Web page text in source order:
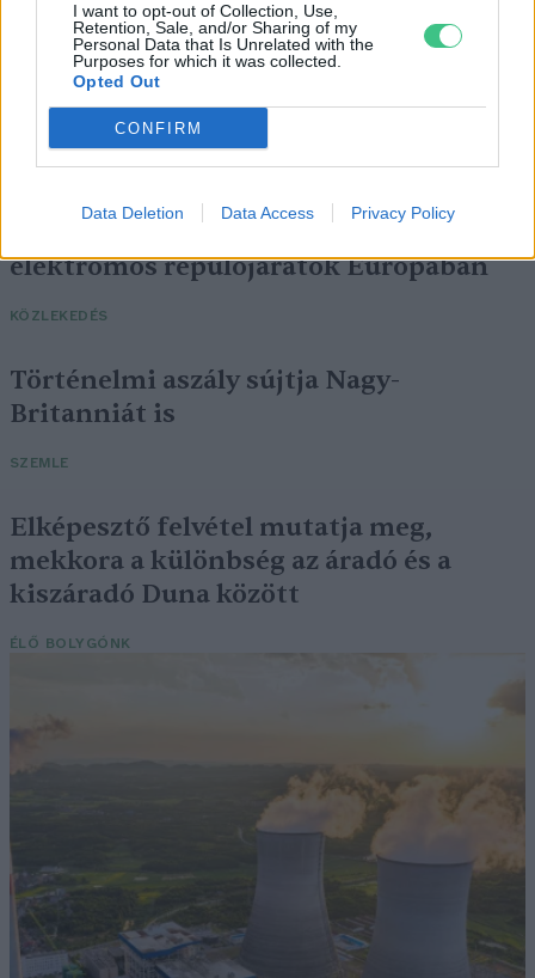
I want to opt-out of Collection, Use,
Retention, Sale, and/or Sharing of my
Personal Data that Is Unrelated with the
Purposes for which it was collected.
Opted Out
CONFIRM
Data Deletion Data Access Privacy Policy
Négy éven belül valósággá válhatnak az
elektromos repülőjáratok Európában
KÖZLEKEDÉS
Történelmi aszály sújtja Nagy-
Britanniát is
SZEMLE
Elképesztő felvétel mutatja meg,
mekkora a különbség az áradó és a
kiszáradó Duna között
ÉLŐ BOLYGÓNK